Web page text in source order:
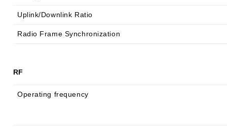
Uplink/Downlink Ratio
Radio Frame Synchronization
RF
Operating frequency